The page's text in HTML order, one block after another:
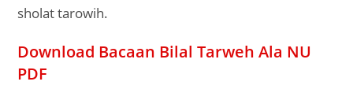
sholat tarowih.
Download Bacaan Bilal Tarweh Ala NU
PDF